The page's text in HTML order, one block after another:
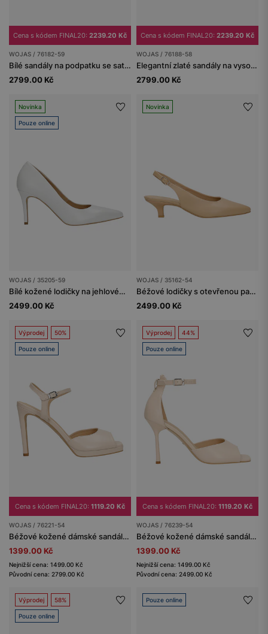
Cena s kódem FINAL20: 2239.20 Kč
WOJAS / 76182-59
Bílé sandály na podpatku se saténovým leskem
2799.00 Kč
Cena s kódem FINAL20: 2239.20 Kč
WOJAS / 76188-58
Elegantní zlaté sandály na vysokém podpatku se zdobným páskem
2799.00 Kč
Novinka
Pouze online
WOJAS / 35205-59
Bílé kožené lodičky na jehlovém podpatku
2499.00 Kč
Novinka
WOJAS / 35162-54
Béžové lodičky s otevřenou patou
2499.00 Kč
Výprodej 50%
Pouze online
Cena s kódem FINAL20: 1119.20 Kč
WOJAS / 76221-54
Béžové kožené dámské sandály na vysokém podpatku
1399.00 Kč
Nejnižší cena: 1499.00 Kč
Původní cena: 2799.00 Kč
Výprodej 44%
Pouze online
Cena s kódem FINAL20: 1119.20 Kč
WOJAS / 76239-54
Béžové kožené dámské sandály na vysokém podpatku
1399.00 Kč
Nejnižší cena: 1499.00 Kč
Původní cena: 2499.00 Kč
Výprodej 58%
Pouze online
Pouze online